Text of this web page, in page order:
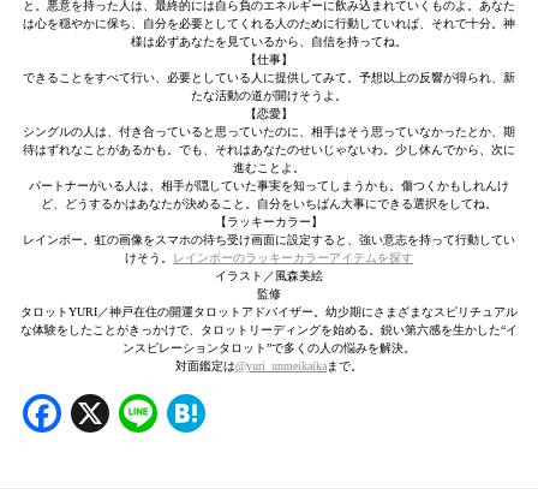
と。悪意を持った人は、最終的には自ら負のエネルギーに飲み込まれていくものよ。あなた
は心を穏やかに保ち、自分を必要としてくれる人のために行動していれば、それで十分。神
様は必ずあなたを見ているから、自信を持ってね。
【仕事】
できることをすべて行い、必要としている人に提供してみて。予想以上の反響が得られ、新
たな活動の道が開けそうよ。
【恋愛】
シングルの人は、付き合っていると思っていたのに、相手はそう思っていなかったとか、期
待はずれなことがあるかも。でも、それはあなたのせいじゃないわ。少し休んでから、次に
進むことよ。
パートナーがいる人は、相手が隠していた事実を知ってしまうかも。傷つくかもしれんけ
ど、どうするかはあなたが決めること。自分をいちばん大事にできる選択をしてね。
【ラッキーカラー】
レインボー。虹の画像をスマホの待ち受け画面に設定すると、強い意志を持って行動してい
けそう。 レインボーのラッキーカラーアイテムを探す
イラスト／風森美絵
監修
タロットYURI／神戸在住の開運タロットアドバイザー。幼少期にさまざまなスピリチュアル
な体験をしたことがきっかけで、タロットリーディングを始める。鋭い第六感を生かした“イ
ンスピレーションタロット”で多くの人の悩みを解決。
対面鑑定は@yuri_unmeikaikaまで。
Facebook
X Line